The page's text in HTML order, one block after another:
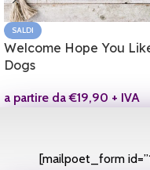
SALDI
Welcome Hope You
Dogs
a partire da€19,90 + IVA
[mailpoet_form